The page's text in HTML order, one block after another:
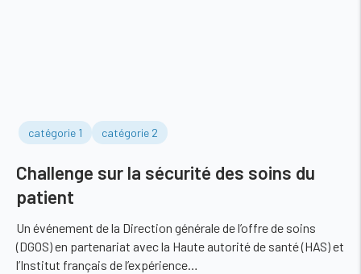
catégorie 1 catégorie 2
Challenge sur la sécurité des soins du
patient
Un événement de la Direction générale de l’offre de soins
(DGOS) en partenariat avec la Haute autorité de santé (HAS) et
l’Institut français de l’expérience…